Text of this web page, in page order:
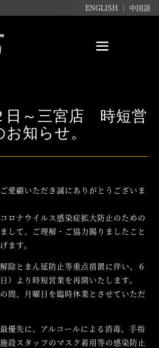
ENGLISH ｜ 中国語
日～三宮店 時短営
知らせ。
愛顧いただき誠にありがとうございま
ロナウイルス感染症拡大防止のための
して、ご理解・ご協力賜りましたこと
ます。
除とまん延防止等重点措置に伴い、６
）より時短営業を再開いたします。
間、月曜日を臨時休業とさせていただ
優先に、アルコールによる消毒、手指
設スタッフのマスク着用等の感染防止